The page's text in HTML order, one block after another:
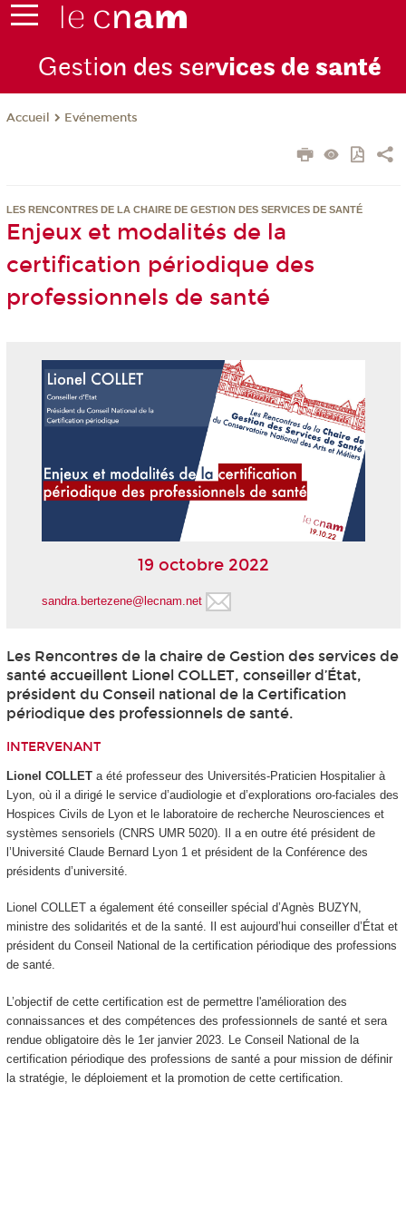
Gestion des services de santé
Accueil Evénements
LES RENCONTRES DE LA CHAIRE DE GESTION DES SERVICES DE SANTÉ
Enjeux et modalités de la
certification périodique des
professionnels de santé
19 octobre 2022
sandra.bertezene@lecnam.net
Les Rencontres de la chaire de Gestion des services de
santé accueillent Lionel COLLET, conseiller d’État,
président du Conseil national de la Certification
périodique des professionnels de santé.
INTERVENANT
Lionel COLLETa été professeur des Universités-Praticien Hospitalier à
Lyon, où il a dirigé le service d’audiologie et d’explorations oro-faciales des
Hospices Civils de Lyon et le laboratoire de recherche Neurosciences et
systèmes sensoriels (CNRS UMR 5020). Il a en outre été président de
l’Université Claude Bernard Lyon 1 et président de la Conférence des
présidents d’université.
Lionel COLLET a également été conseiller spécial d’Agnès BUZYN,
ministre des solidarités et de la santé. Il est aujourd’hui conseiller d’État et
président du Conseil National de la certification périodique des professions
de santé.
L’objectif de cette certification est de permettre l'amélioration des
connaissances et des compétences des professionnels de santé et sera
rendue obligatoire dès le 1er janvier 2023. Le Conseil National de la
certification périodique des professions de santé a pour mission de définir
la stratégie, le déploiement et la promotion de cette certification.